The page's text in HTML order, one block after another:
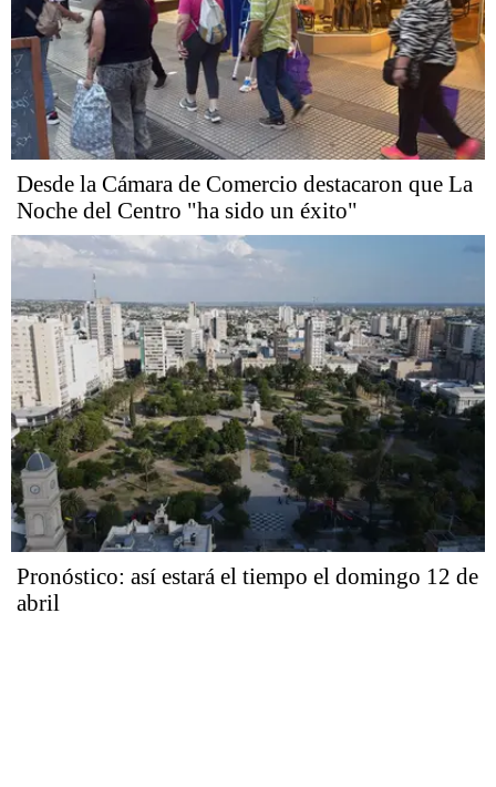
Desde la Cámara de Comercio destacaron que La
Noche del Centro "ha sido un éxito"
Pronóstico: así estará el tiempo el domingo 12 de
abril